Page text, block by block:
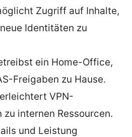
Zugriff auf Inhalte,
Identitäten zu
ein Home-Office,
Freigaben zu Hause.
VPN-
zu internen Ressourcen.
und Leistung